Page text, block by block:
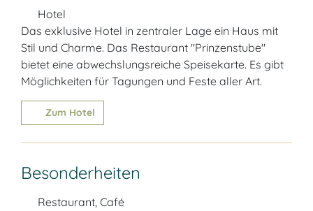
Hotel
Das exklusive Hotel in zentraler Lage ein Haus mit
Stil und Charme. Das Restaurant "Prinzenstube"
bietet eine abwechslungsreiche Speisekarte. Es gibt
Möglichkeiten für Tagungen und Feste aller Art.
Zum Hotel
Besonderheiten
Restaurant, Café